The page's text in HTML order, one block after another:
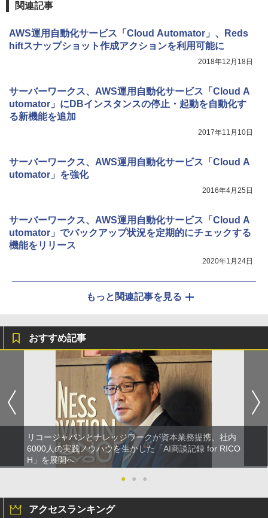
関連記事
AWS運用自動化サービス「Cloud Automator」、Reds
hiftスナップショット作成アクションを利用可能に
2018年12月18日
サーバーワークス、AWS運用自動化サービス「Cloud A
utomator」にDBインスタンスの停止・起動を自動化す
る新機能を追加
2017年11月10日
サーバーワークス、AWS運用自動化サービス「Cloud A
utomator」を強化
2016年4月25日
サーバーワークス、AWS運用自動化サービス「Cloud A
utomator」でバックアップ状況を定期的にチェックする
機能をリリース
2020年1月24日
もっと関連記事を見る
おすすめ記事
リコージャパンとナレッジワークが資本業務提携、社内
6000人の実践ノウハウを生かした「AI商談記録 for RICO
H」を展開へ
●
● ●
アクセスランキング